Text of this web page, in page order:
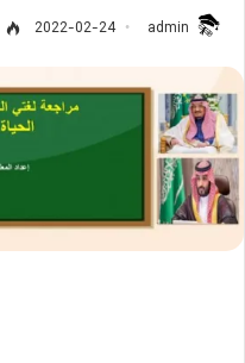
admin
2022-02-24